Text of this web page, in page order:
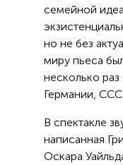
семейной
но не без
миру пьеса
несколько раз
Германии,
В спектакле
написанная
Оскара